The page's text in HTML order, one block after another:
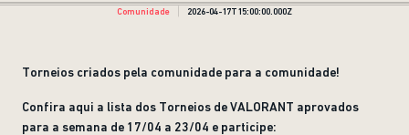
Comunidade 2026-04-17T15:00:00.000Z
Torneios criados pela comunidade para a comunidade!
Confira aqui a lista dos Torneios de VALORANT aprovados
para a semana de 17/04 a 23/04 e participe: